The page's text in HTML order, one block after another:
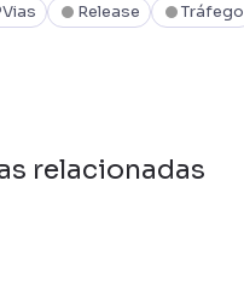
Release Tráfego
relacionadas